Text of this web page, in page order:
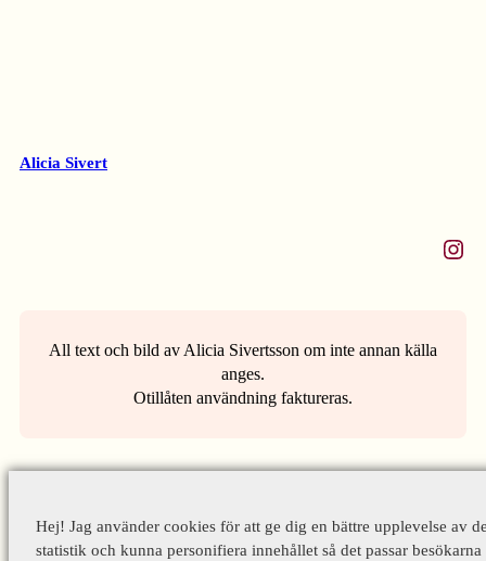
Alicia Sivert
Instagram
All text och bild av Alicia Sivertsson om inte annan källa
anges.
Otillåten användning faktureras.
Hej! Jag använder cookies för att ge dig en bättre upplevelse av
statistik och kunna personifiera innehållet så det passar